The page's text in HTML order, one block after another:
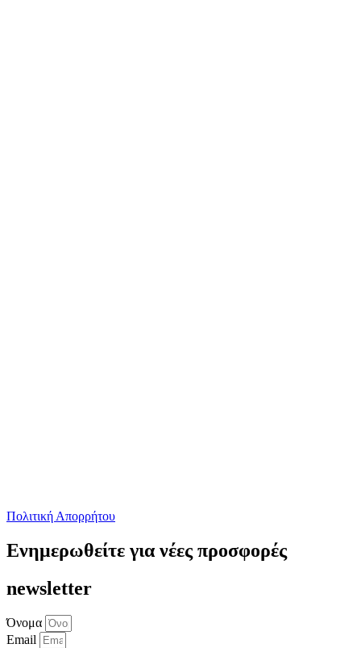
Πολιτική Απορρήτου
Ενημερωθείτε για νέες προσφορές
newsletter
Όνομα
Email